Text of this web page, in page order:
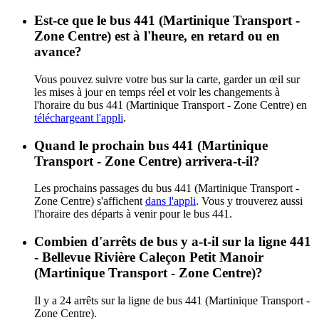
Est-ce que le bus 441 (Martinique Transport -
Zone Centre) est à l'heure, en retard ou en
avance?
Vous pouvez suivre votre bus sur la carte, garder un œil sur
les mises à jour en temps réel et voir les changements à
l'horaire du bus 441 (Martinique Transport - Zone Centre) en
téléchargeant l'appli.
Quand le prochain bus 441 (Martinique
Transport - Zone Centre) arrivera-t-il?
Les prochains passages du bus 441 (Martinique Transport -
Zone Centre) s'affichent dans l'appli. Vous y trouverez aussi
l'horaire des départs à venir pour le bus 441.
Combien d'arrêts de bus y a-t-il sur la ligne 441
- Bellevue Rivière Caleçon Petit Manoir
(Martinique Transport - Zone Centre)?
Il y a 24 arrêts sur la ligne de bus 441 (Martinique Transport -
Zone Centre).